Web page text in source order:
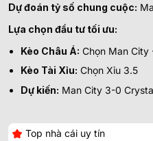
Dự đoán tỷ số chung cuộc:
Lựa chọn đầu tư tối ưu:
Kèo Châu Á: Chọn Man City
Kèo Tài Xỉu: Chọn Xỉu 3.5
Dự kiến: Man City 3-0
Top nhà cái uy tín